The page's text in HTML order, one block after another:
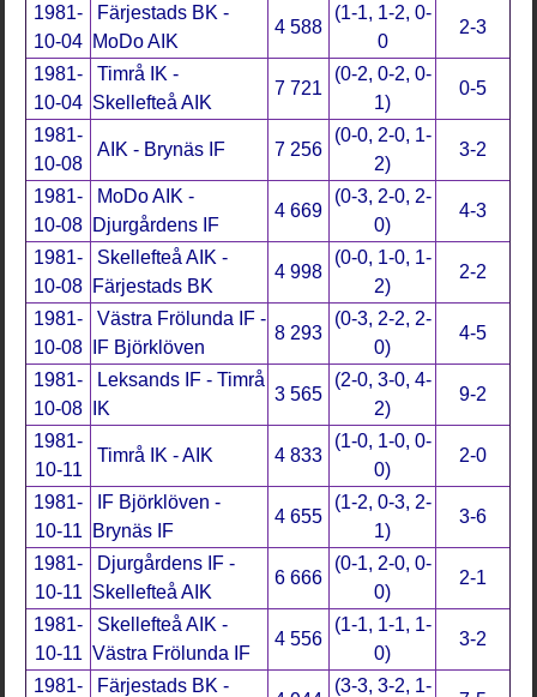
1981-
10-04
Färjestads BK -
MoDo AIK
4 588
(1-1, 1-2, 0-
0
2-3
1981-
10-04
Timrå IK -
Skellefteå AIK
7 721
(0-2, 0-2, 0-
1)
0-5
1981-
10-08
AIK - Brynäs IF 7 256
(0-0, 2-0, 1-
2)
3-2
1981-
10-08
MoDo AIK -
Djurgårdens IF
4 669
(0-3, 2-0, 2-
0)
4-3
1981-
10-08
Skellefteå AIK -
Färjestads BK
4 998
(0-0, 1-0, 1-
2)
2-2
1981-
10-08
Västra Frölunda IF -
IF Björklöven
8 293
(0-3, 2-2, 2-
0)
4-5
1981-
10-08
Leksands IF - Timrå
IK
3 565
(2-0, 3-0, 4-
2)
9-2
1981-
10-11
Timrå IK - AIK 4 833
(1-0, 1-0, 0-
0)
2-0
1981-
10-11
IF Björklöven -
Brynäs IF
4 655
(1-2, 0-3, 2-
1)
3-6
1981-
10-11
Djurgårdens IF -
Skellefteå AIK
6 666
(0-1, 2-0, 0-
0)
2-1
1981-
10-11
Skellefteå AIK -
Västra Frölunda IF
4 556
(1-1, 1-1, 1-
0)
3-2
1981-
Färjestads BK -
(3-3, 3-2, 1-